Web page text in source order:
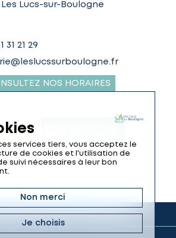
Les Lucs-sur-Boulogne
31 21 29
NOS HORAIRES
services tiers, vous acceptez le
de cookies et l'utilisation de
suivi nécessaires à leur bon
Non merci
Je choisis